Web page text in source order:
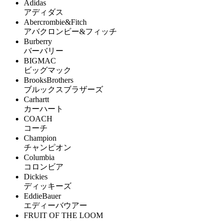
Adidas
アディダス
Abercrombie&Fitch
アバクロンビー&フィッチ
Burberry
バーバリー
BIGMAC
ビッグマック
BrooksBrothers
ブルックスブラザーズ
Carhartt
カーハート
COACH
コーチ
Champion
チャンピオン
Columbia
コロンビア
Dickies
ディッキーズ
EddieBauer
エディーバウアー
FRUIT OF THE LOOM